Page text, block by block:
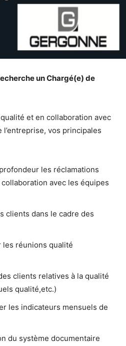
un Chargé(e) de
et en collaboration avec
vos principales
les réclamations
avec les équipes
clients dans le cadre des
réunions qualité
clients relatives à la qualité
qualité,etc.)
les indicateurs mensuels de
du système documentaire